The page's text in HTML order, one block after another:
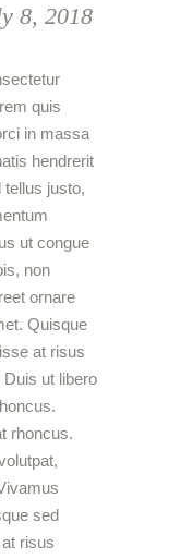
8, 2018
quis
in massa
hendrerit
justo,
ut congue
non
ornare
Quisque
at risus
ut libero
rhoncus.
sed
risus